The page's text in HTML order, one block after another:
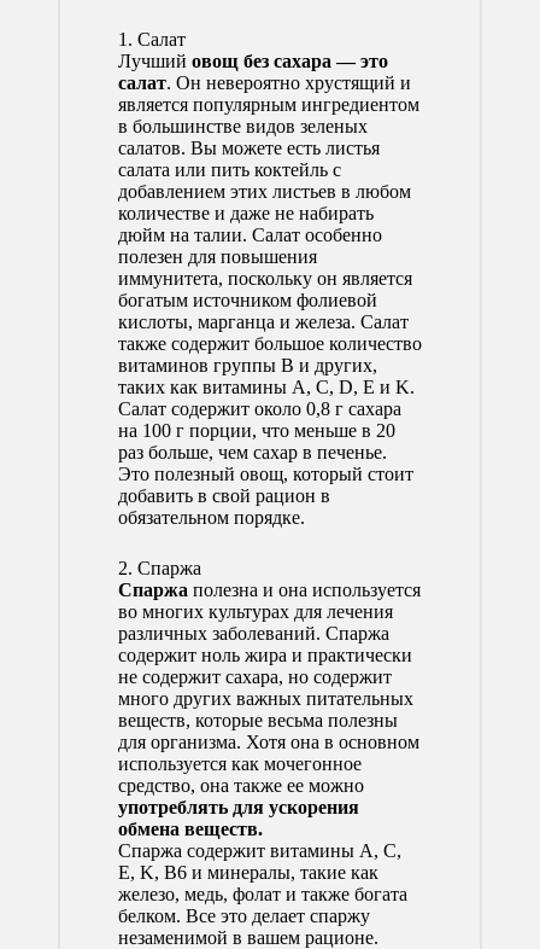
1. Салат
Лучший овощ без сахара — это
салат. Он невероятно хрустящий и
является популярным ингредиентом
в большинстве видов зеленых
салатов. Вы можете есть листья
салата или пить коктейль с
добавлением этих листьев в любом
количестве и даже не набирать
дюйм на талии. Салат особенно
полезен для повышения
иммунитета, поскольку он является
богатым источником фолиевой
кислоты, марганца и железа. Салат
также содержит большое количество
витаминов группы В и других,
таких как витамины A, C, D, E и K.
Салат содержит около 0,8 г сахара
на 100 г порции, что меньше в 20
раз больше, чем сахар в печенье.
Это полезный овощ, который стоит
добавить в свой рацион в
обязательном порядке.
2. Спаржа
Спаржа полезна и она используется
во многих культурах для лечения
различных заболеваний. Спаржа
содержит ноль жира и практически
не содержит сахара, но содержит
много других важных питательных
веществ, которые весьма полезны
для организма. Хотя она в основном
используется как мочегонное
средство, она также ее можно
употреблять для ускорения
обмена веществ.
Спаржа содержит витамины A, C,
E, K, B6 и минералы, такие как
железо, медь, фолат и также богата
белком. Все это делает спаржу
незаменимой в вашем рационе.